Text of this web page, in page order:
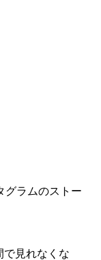
グラムのストー
で見れなくな